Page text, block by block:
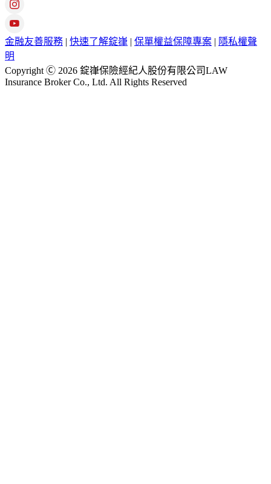
金融友善服務 | 快速了解錠嵂 | 保單權益保障專案 | 隱私權聲
明
Copyright Ⓒ 2026 錠嵂保險經紀人股份有限公司LAW
Insurance Broker Co., Ltd. All Rights Reserved